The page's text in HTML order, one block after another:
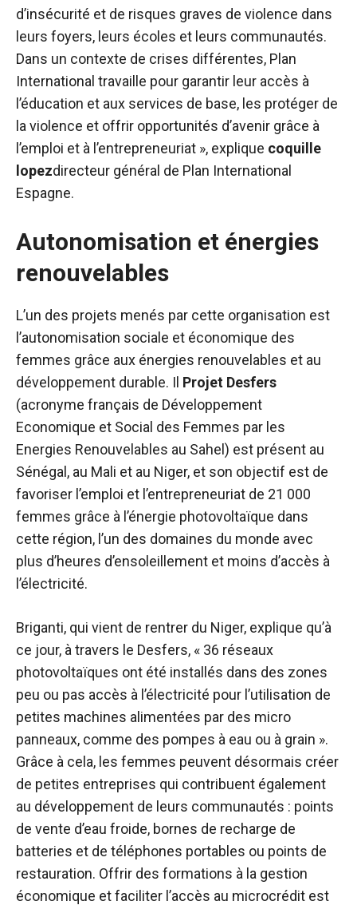
d’insécurité et de risques graves de violence dans
leurs foyers, leurs écoles et leurs communautés.
Dans un contexte de crises différentes, Plan
International travaille pour garantir leur accès à
l’éducation et aux services de base, les protéger de
la violence et offrir opportunités d’avenir grâce à
l’emploi et à l’entrepreneuriat », explique coquille
lopezdirecteur général de Plan International
Espagne.
Autonomisation et énergies
renouvelables
L’un des projets menés par cette organisation est
l’autonomisation sociale et économique des
femmes grâce aux énergies renouvelables et au
développement durable. Il Projet Desfers
(acronyme français de Développement
Economique et Social des Femmes par les
Energies Renouvelables au Sahel) est présent au
Sénégal, au Mali et au Niger, et son objectif est de
favoriser l’emploi et l’entrepreneuriat de 21 000
femmes grâce à l’énergie photovoltaïque dans
cette région, l’un des domaines du monde avec
plus d’heures d’ensoleillement et moins d’accès à
l’électricité.
Briganti, qui vient de rentrer du Niger, explique qu’à
ce jour, à travers le Desfers, « 36 réseaux
photovoltaïques ont été installés dans des zones
peu ou pas accès à l’électricité pour l’utilisation de
petites machines alimentées par des micro
panneaux, comme des pompes à eau ou à grain ».
Grâce à cela, les femmes peuvent désormais créer
de petites entreprises qui contribuent également
au développement de leurs communautés : points
de vente d’eau froide, bornes de recharge de
batteries et de téléphones portables ou points de
restauration. Offrir des formations à la gestion
économique et faciliter l’accès au microcrédit est